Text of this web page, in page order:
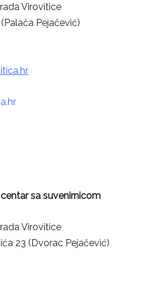
Virovitice
Pejačević)
sa suvenirnicom
Virovitice
23 (Dvorac Pejačević)